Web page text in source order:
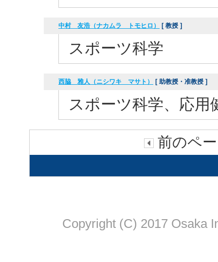
中村 友浩（ナカムラ トモヒロ） [ 教授 ]
スポーツ科学
西脇 雅人（ニシワキ マサト） [ 助教授・准教授 ]
スポーツ科学、応用
前のペ
Copyright (C) 2017 Osaka